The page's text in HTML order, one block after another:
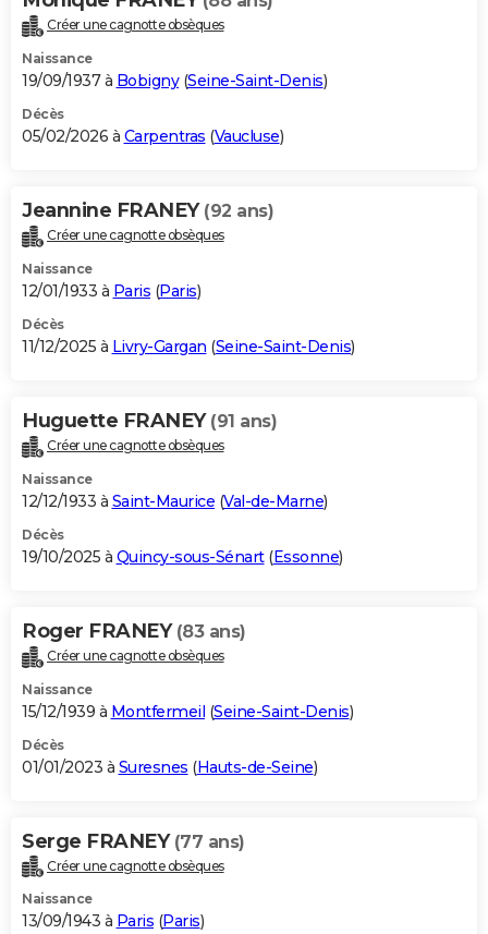
Destinations
City break
Voyage nature
Voyage de noces
Forum
Climat
+PHOTO
GUIDES D'ACHAT
BONS PLANS
Carte de Noël
Carte Bonne année
Carte Saint-Valentin
Carte Pâques
Carte d'anniversaire
DICTIONNAIRE
Dictionnaire
Biographies
Citations
Expressions
Proverbes
PROGRAMME TV
S'inscrire
Se connecter
Lycées
Collèges
Primaires
Universités
Entreprises
Service militaire
Avis de recherche
AVIS DE DÉCÈS
Bricolage
Lifestyle
Culture
Sport
Auto
Television
Voyage
Cinema
Créer une cagnotte obsèques
Naissance
19/09/1937 à Bobigny(Seine-Saint-Denis)
Décès
05/02/2026 à Carpentras (Vaucluse)
Jeannine FRANEY (92 ans)
Créer une cagnotte obsèques
Naissance
12/01/1933 à Paris (Paris)
Décès
11/12/2025 à Livry-Gargan (Seine-Saint-Denis)
Huguette FRANEY (91 ans)
Créer une cagnotte obsèques
Naissance
12/12/1933 à Saint-Maurice (Val-de-Marne)
Décès
19/10/2025 à Quincy-sous-Sénart(Essonne)
Roger FRANEY (83 ans)
Créer une cagnotte obsèques
Naissance
15/12/1939 à Montfermeil (Seine-Saint-Denis)
Décès
01/01/2023 à Suresnes (Hauts-de-Seine)
Serge FRANEY (77 ans)
Créer une cagnotte obsèques
Naissance
13/09/1943 à Paris (Paris)